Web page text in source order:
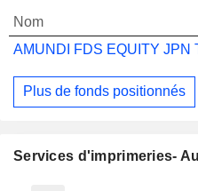
Nom
Plus de fonds positionnés
Services d'imprimeries-